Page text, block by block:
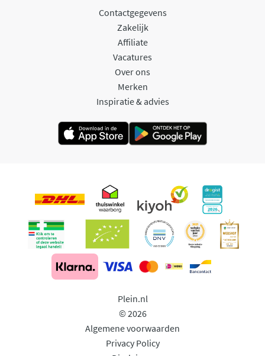
Contactgegevens
Zakelijk
Affiliate
Vacatures
Over ons
Merken
Inspiratie & advies
Plein.nl
© 2026
Algemene voorwaarden
Privacy Policy